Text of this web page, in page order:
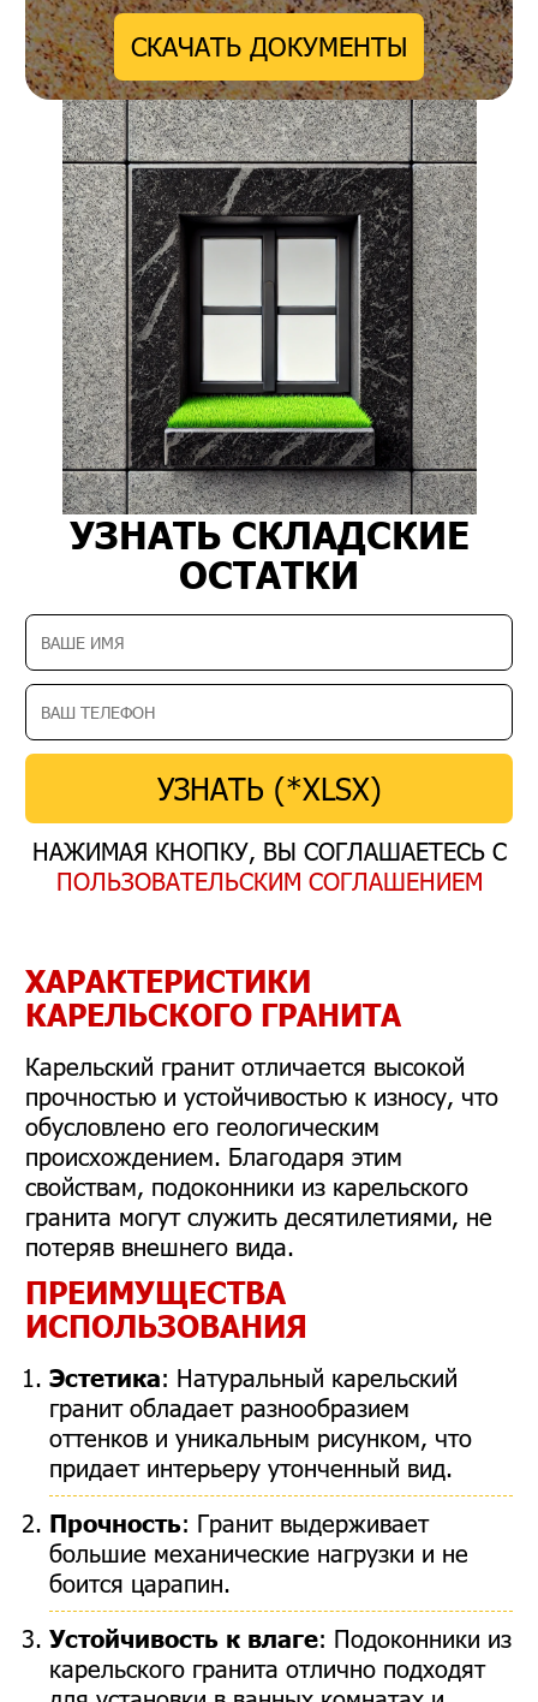
УЗНАТЬ СКЛАДСКИЕ
ОСТАТКИ
УЗНАТЬ (*XLSX)
НАЖИМАЯ КНОПКУ, ВЫ СОГЛАШАЕТЕСЬ С
ПОЛЬЗОВАТЕЛЬСКИМ СОГЛАШЕНИЕМ
СКАЧАТЬ ДОКУМЕНТЫ
ХАРАКТЕРИСТИКИ
КАРЕЛЬСКОГО ГРАНИТА
Карельский гранит отличается высокой
прочностью и устойчивостью к износу, что
обусловлено его геологическим
происхождением. Благодаря этим
свойствам, подоконники из карельского
гранита могут служить десятилетиями, не
потеряв внешнего вида.
ПРЕИМУЩЕСТВА
ИСПОЛЬЗОВАНИЯ
Эстетика: Натуральный карельский
гранит обладает разнообразием
оттенков и уникальным рисунком, что
придает интерьеру утонченный вид.
Прочность: Гранит выдерживает
большие механические нагрузки и не
боится царапин.
Устойчивость к влаге: Подоконники из
карельского гранита отлично подходят